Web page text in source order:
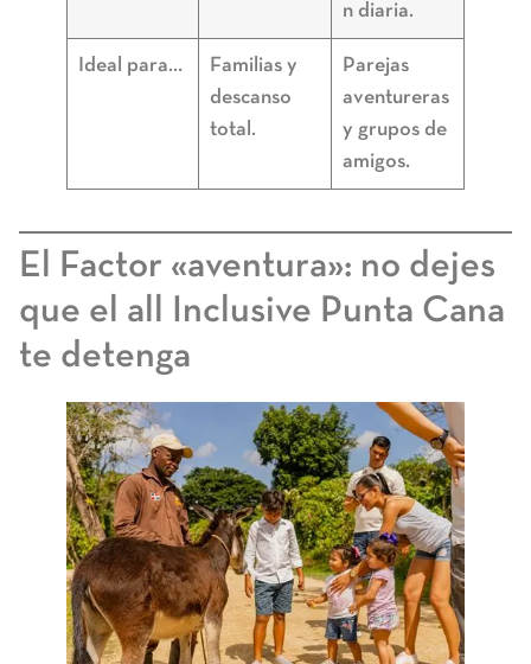
n diaria.
Ideal para…
Familias y
descanso
total.
Parejas
aventureras
y grupos de
amigos.
El Factor «aventura»: no dejes
que el all Inclusive Punta Cana
te detenga